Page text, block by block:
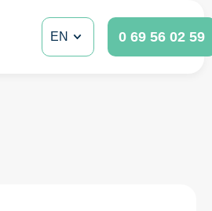
EN 0 69 56 02 59